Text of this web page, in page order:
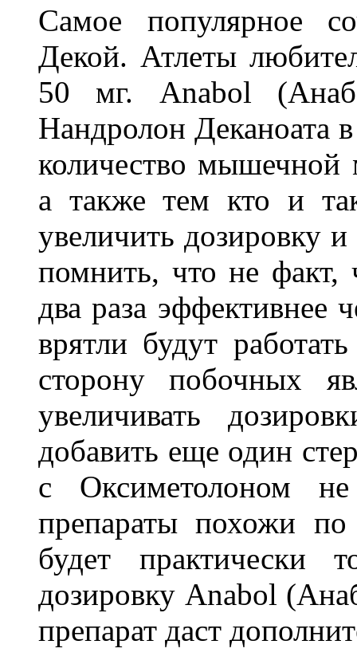
Самое популярное
Декой. Атлеты
50 мг. Anabol
Нандролон Деканоата
количество
а также тем кто и
увеличить дозировку
помнить, что не факт,
два раза
врятли будут
сторону побочных
увеличивать
добавить еще один
с Оксиметолоном
препараты похожи по
будет практически
дозировку Anabol
препарат даст